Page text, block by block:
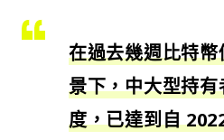
在過去幾週比特
景下，中大型持
度，已達到自